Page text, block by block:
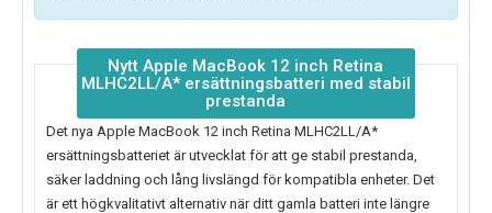
Nytt Apple MacBook 12 inch Retina
MLHC2LL/A* ersättningsbatteri med stabil
prestanda
Det nya Apple MacBook 12 inch Retina MLHC2LL/A*
ersättningsbatteriet är utvecklat för att ge stabil prestanda,
säker laddning och lång livslängd för kompatibla enheter. Det
är ett högkvalitativt alternativ när ditt gamla batteri inte längre